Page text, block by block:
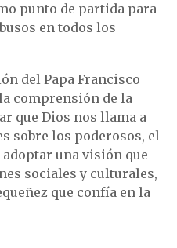
punto de partida para
en todos los
del Papa Francisco
comprensión de la
que Dios nos llama a
sobre los poderosos, el
adoptar una visión que
sociales y culturales,
que confía en la